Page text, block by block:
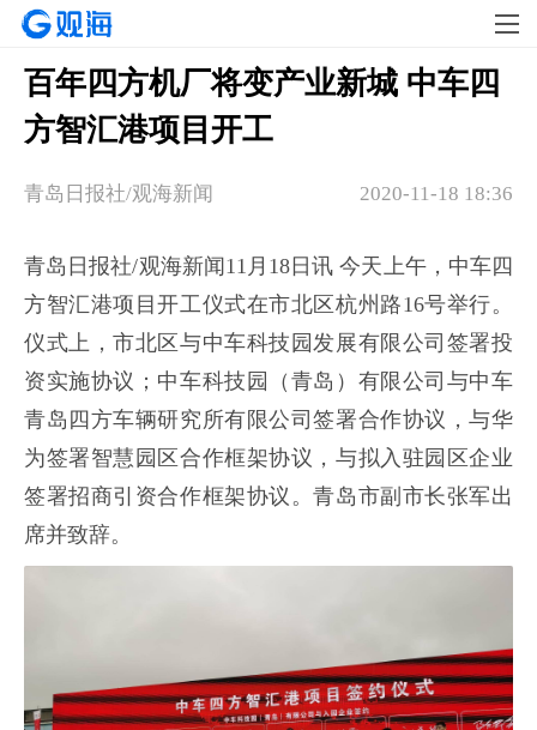
百年四方机厂将变产业新城 中车四
方智汇港项目开工
2020-11-18 18:36
青岛日报社/观海新闻
青岛日报社/观海新闻11月18日讯 今天上午，中车四
方智汇港项目开工仪式在市北区杭州路16号举行。
仪式上，市北区与中车科技园发展有限公司签署投
资实施协议；中车科技园（青岛）有限公司与中车
青岛四方车辆研究所有限公司签署合作协议，与华
为签署智慧园区合作框架协议，与拟入驻园区企业
签署招商引资合作框架协议。青岛市副市长张军出
席并致辞。